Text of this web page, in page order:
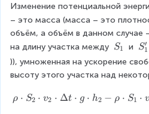
1
\
c
d
o
v
2
\
c
d
t
S
_
2
_
1
\
c
d
t
1
Изменение потенциальной
– это масса (масса – это
объём, а объём в данном случае
на длину участка между S
_
S1 и S
'
S1
′
)), умноженная на ускорение
высоту этого участка над
\
ρ ⋅ S2 ⋅ v2 ⋅ Δt ⋅ g ⋅ h2 − ρ ⋅ S1 ⋅ v